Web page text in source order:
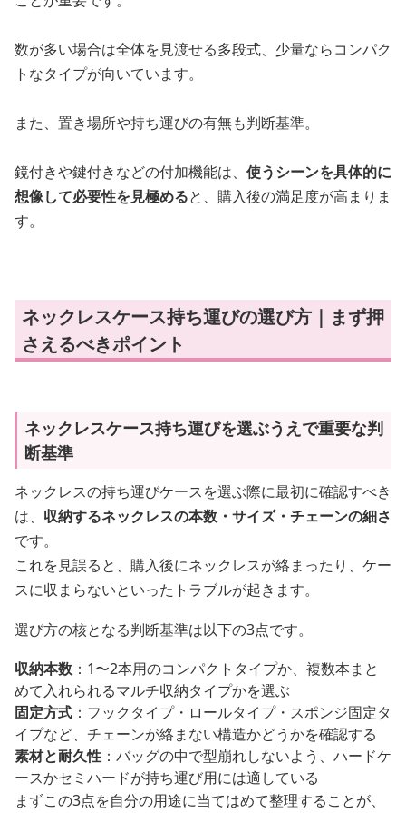
数が多い場合は全体を見渡せる多段式、少量ならコンパク
トなタイプが向いています。
また、置き場所や持ち運びの有無も判断基準。
鏡付きや鍵付きなどの付加機能は、 使うシーンを具体的に
想像して必要性を見極めると、購入後の満足度が高まりま
す。
ネックレスケース持ち運びの選び方｜まず押
さえるべきポイント
ネックレスケース持ち運びを選ぶうえで重要な判
断基準
ネックレスの持ち運びケースを選ぶ際に最初に確認すべき
は、 収納するネックレスの本数・サイズ・チェーンの細さ
です。
これを見誤ると、購入後にネックレスが絡まったり、ケー
スに収まらないといったトラブルが起きます。
選び方の核となる判断基準は以下の3点です。
収納本数 ：1〜2本用のコンパクトタイプか、複数本まと
めて入れられるマルチ収納タイプかを選ぶ
固定方式 ：フックタイプ・ロールタイプ・スポンジ固定タ
イプなど、チェーンが絡まない構造かどうかを確認する
素材と耐久性 ：バッグの中で型崩れしないよう、ハードケ
ースかセミハードが持ち運び用には適している
まずこの3点を自分の用途に当てはめて整理することが、